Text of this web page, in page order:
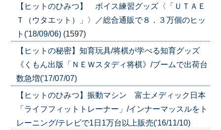
【ヒットのひみつ】 ボイス練習グッズ〈「ＵＴＡＥ
Ｔ（ウタエット）」〉／総合通販で８．３万個のヒッ
ト('18/09/06) (1597)
【ヒットの秘密】知育玩具/将棋が学べる知育グッズ
《くもん出版「ＮＥＷスタディ将棋》/ブームで出荷台
数急増('17/07/07)
【ヒットのひみつ】振動マシン 富士メディック日本
「ライフフィットトレーナー」/インナーマッスルをト
レーニング/テレビで1日1万台以上販売('16/11/10)